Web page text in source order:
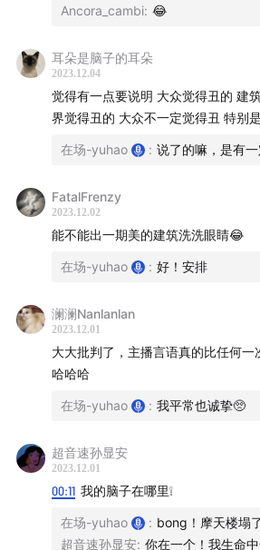
⏳ 时间轴
PART1 丑建筑有个“奖”
01:33 "十大丑建筑评选"是个啥
你“中意”的丑房子是哪个？
22:34 大就是丑吗？
奇就是丑吗？
50:22 糙就是丑吗？
Ancora_cambi: 😂
耳朵是脑子的耳朵
2023.12.04
觉得有一点要说明 大众觉得丑的 建筑界不一定觉得丑 建筑
界觉得丑的 大众不一定觉得丑 特别
在场-yuhao : 说了的嘛，是有
FatalFrenzy
2023.12.02
能不能出一期美的建筑洗洗眼睛😂
在场-yuhao : 好！安排
澜澜Nanlanlan
2023.12.01
大大批判了，主播言语真的比任何一
哈哈哈
在场-yuhao : 我平常也诚挚🥺
超音速孙显安
2023.12.01
00:11 我的脑子在哪里❕
在场-yuhao : bong！摩天楼塌
超音速孙显安: 你在一个！我生命